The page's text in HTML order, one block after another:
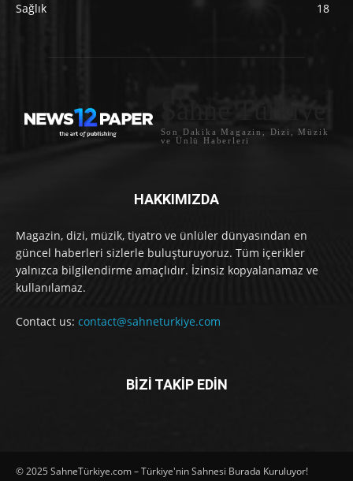
Sağlık
18
Sahne Türkiye
Son Dakika Magazin, Dizi, Müzik
ve Ünlü Haberleri
HAKKIMIZDA
Magazin, dizi, müzik, tiyatro ve ünlüler dünyasından en
güncel haberleri sizlerle buluşturuyoruz. Tüm içerikler
yalnızca bilgilendirme amaçlıdır. İzinsiz kopyalanamaz ve
kullanılamaz.
Contact us: contact@sahneturkiye.com
BİZİ TAKİP EDİN
© 2025 SahneTürkiye.com – Türkiye'nin Sahnesi Burada Kuruluyor!